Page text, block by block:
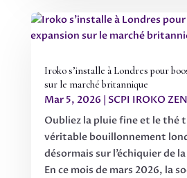
Iroko s’installe à Londres pour
sur le marché britannique
Mar 5, 2026
SCPI IROKO ZEN
Oubliez la pluie fine et le thé
véritable bouillonnement
désormais sur l’échiquier de
En ce mois de mars 2026, la